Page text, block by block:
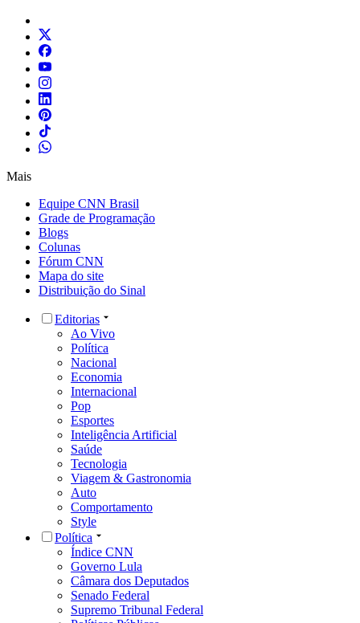
Mais
Equipe CNN Brasil
Grade de Programação
Blogs
Colunas
Fórum CNN
Mapa do site
Distribuição do Sinal
Editorias
Ao Vivo
Política
Nacional
Economia
Internacional
Pop
Esportes
Inteligência Artificial
Saúde
Tecnologia
Viagem & Gastronomia
Auto
Comportamento
Style
Política
Índice CNN
Governo Lula
Câmara dos Deputados
Senado Federal
Supremo Tribunal Federal